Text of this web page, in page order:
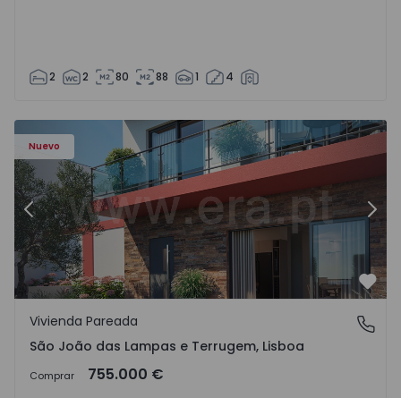
2 2 80 88 1 4
Nuevo
Anterior
São João das Lampas e Terrugem, Lisboa
Vivienda Pareada
São João das Lampas e Terrugem, Lisboa
Comprar 755.000 €